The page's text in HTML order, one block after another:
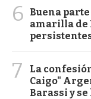
6
Buena
amarilla de
7
La
Caigo"
Barassi y